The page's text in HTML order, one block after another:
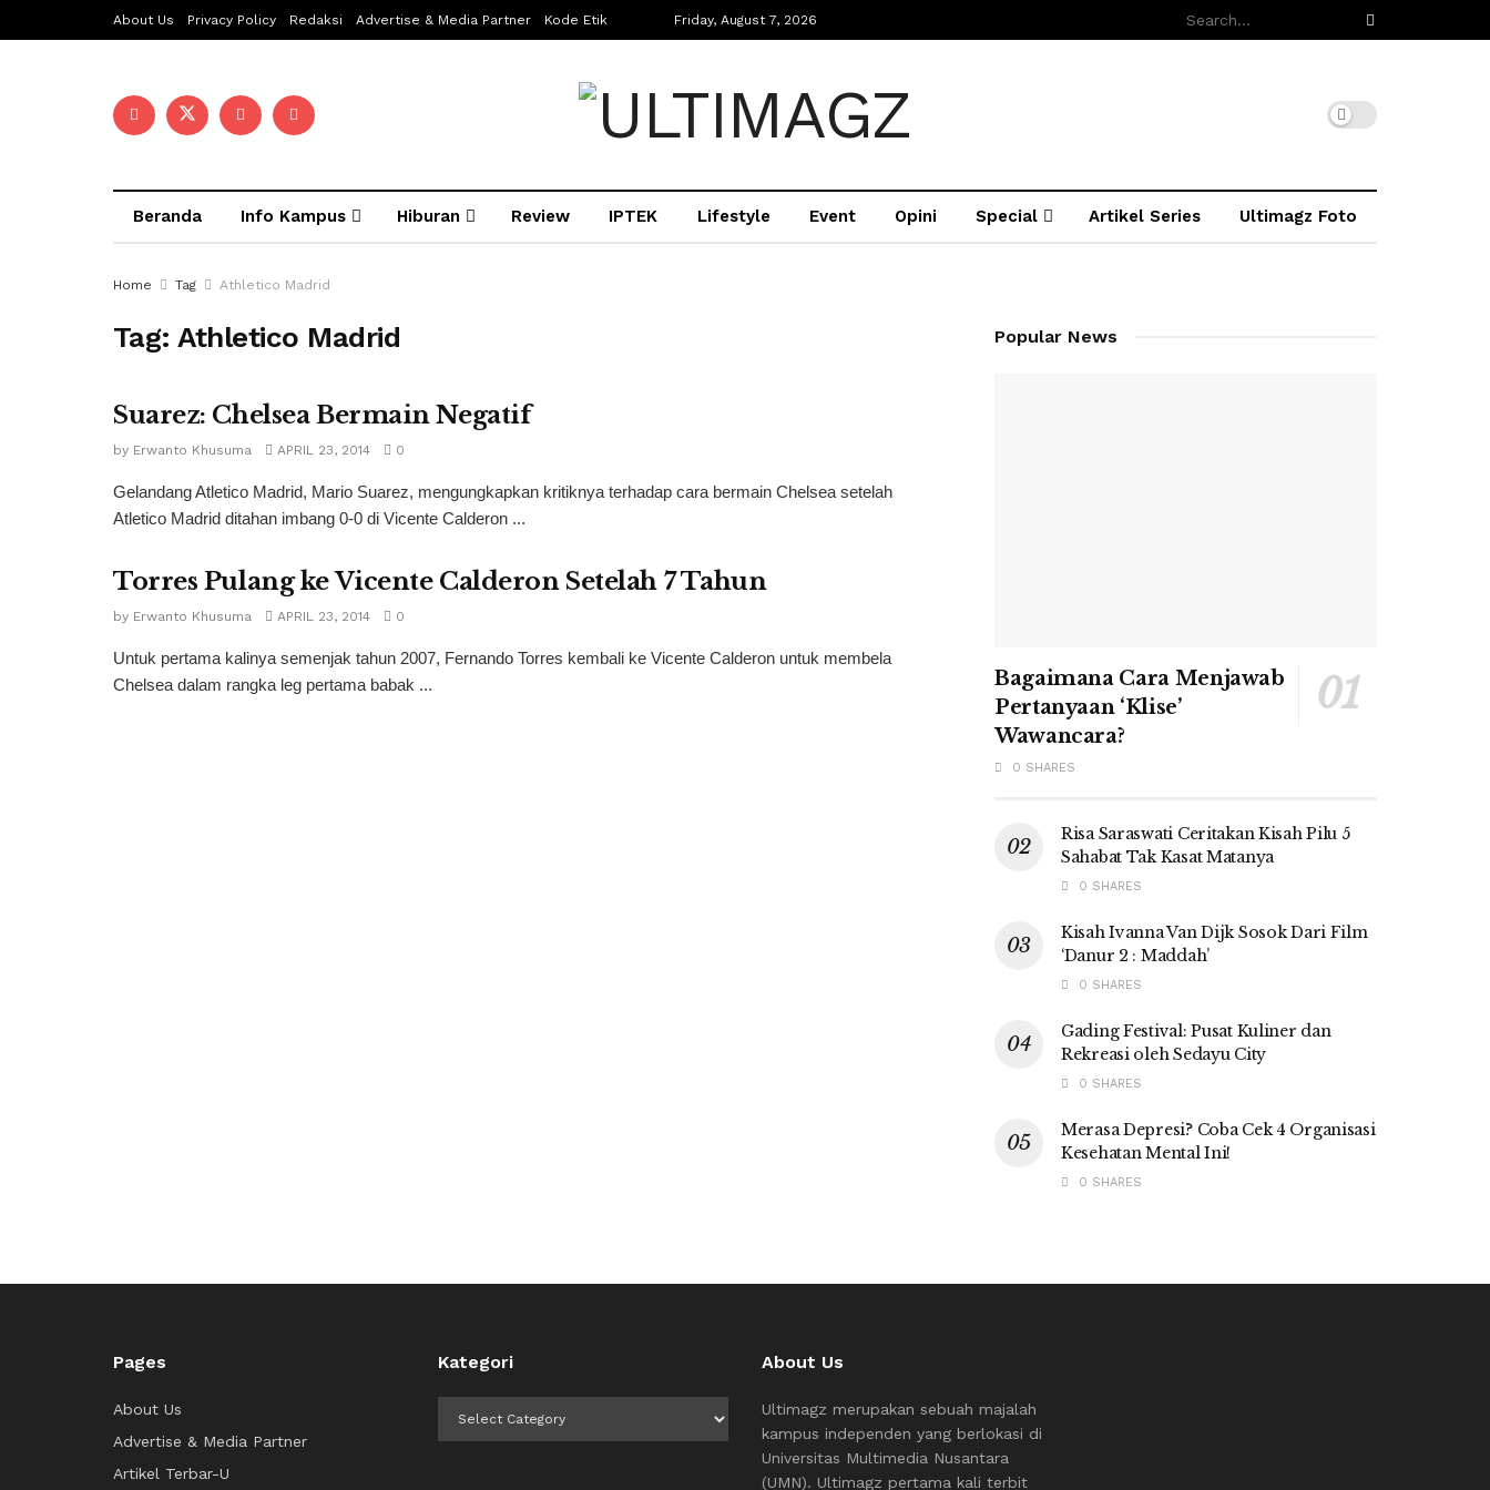
About Us Privacy Policy Redaksi Advertise & Media Partner Kode Etik Friday, August 7, 2026
Beranda Info Kampus Hiburan Review IPTEK Lifestyle Event Opini Special Artikel Series Ultimagz Foto
Home Tag Athletico Madrid
Tag:Athletico Madrid
Suarez: Chelsea Bermain Negatif
by Erwanto Khusuma APRIL 23, 2014 0
Gelandang Atletico Madrid, Mario Suarez, mengungkapkan kritiknya terhadap cara bermain Chelsea setelah
Atletico Madrid ditahan imbang 0-0 di Vicente Calderon ...
Torres Pulang ke Vicente Calderon Setelah 7 Tahun
by Erwanto Khusuma APRIL 23, 2014 0
Untuk pertama kalinya semenjak tahun 2007, Fernando Torres kembali ke Vicente Calderon untuk membela
Chelsea dalam rangka leg pertama babak ...
Popular News
Bagaimana Cara Menjawab
Pertanyaan ‘Klise’
Wawancara?
0 SHARES
Risa Saraswati Ceritakan Kisah Pilu 5
Sahabat Tak Kasat Matanya
0 SHARES
Kisah Ivanna Van Dijk Sosok Dari Film
‘Danur 2 : Maddah’
0 SHARES
Gading Festival: Pusat Kuliner dan
Rekreasi oleh Sedayu City
0 SHARES
Merasa Depresi? Coba Cek 4 Organisasi
Kesehatan Mental Ini!
0 SHARES
Pages
About Us
Advertise & Media Partner
Artikel Terbar-U
Kategori About Us
Ultimagz merupakan sebuah majalah
kampus independen yang berlokasi di
Universitas Multimedia Nusantara
(UMN). Ultimagz pertama kali terbit